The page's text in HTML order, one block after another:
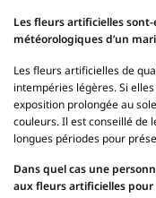
Les fleurs artificielles
météorologiques d’un
Les fleurs artificielles de
intempéries légères. Si
exposition prolongée au
couleurs. Il est conseillé de
longues périodes pour
Dans quel cas une
aux fleurs artificielles pour